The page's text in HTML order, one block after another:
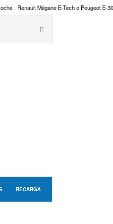
Renault Mégane E-Tech o Peugeot E-
RECARGA